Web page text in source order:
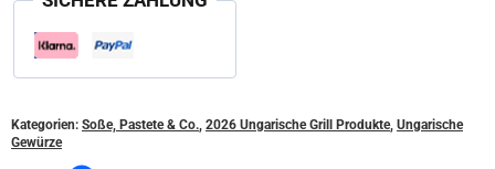
Kategorien: Soße, Pastete & Co., 2026 Ungarische Grill Produkte, Ungarische
Gewürze